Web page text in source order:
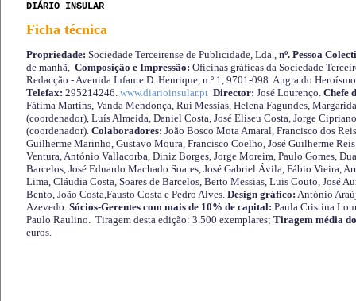
DIÁRIO INSULAR
Ficha técnica
Propriedade: Sociedade Terceirense de Publicidade, Lda., nº. Pessoa
de manhã, Composição e Impressão: Oficinas gráficas da Sociedade
Redacção - Avenida Infante D. Henrique, n.º 1, 9701-098 Angra do
Telefax: 295214246. www.diarioinsular.pt Director: José Lourenço. Chefe
Fátima Martins, Vanda Mendonça, Rui Messias, Helena Fagundes,
(coordenador), Luís Almeida, Daniel Costa, José Eliseu Costa, Jorge
(coordenador). Colaboradores: João Bosco Mota Amaral, Francisco dos
Guilherme Marinho, Gustavo Moura, Francisco Coelho, José Guilherme
Ventura, António Vallacorba, Diniz Borges, Jorge Moreira, Paulo Gomes,
Barcelos, José Eduardo Machado Soares, José Gabriel Ávila, Fábio Vieira,
Lima, Cláudia Costa, Soares de Barcelos, Berto Messias, Luis Couto, José
Bento, João Costa,Fausto Costa e Pedro Alves. Design gráfico: António
Azevedo. Sócios-Gerentes com mais de 10% de capital: Paula Cristina
Paulo Raulino. Tiragem desta edição: 3.500 exemplares; Tiragem média
euros.